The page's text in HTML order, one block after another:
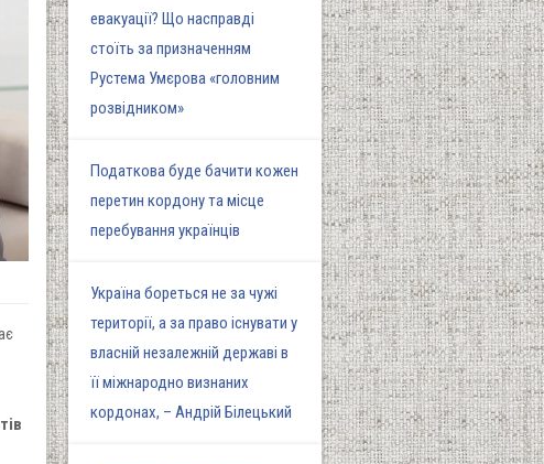
евакуації? Що насправді
стоїть за призначенням
Рустема Умєрова «головним
розвідником»
Податкова буде бачити кожен
перетин кордону та місце
перебування українців
Україна бореться не за чужі
території, а за право існувати у
власній незалежній державі в
її міжнародно визнаних
кордонах, – Андрій Білецький